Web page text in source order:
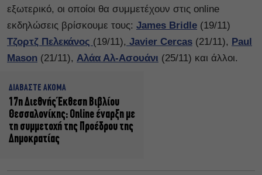
εξωτερικό, οι οποίοι θα συμμετέχουν στις online
εκδηλώσεις βρίσκουμε τους: James Bridle (19/11)
Τζορτζ Πελεκάνος (19/11), Javier Cercas (21/11), Paul
Mason (21/11), Αλάα Αλ-Ασουάνι (25/11) και άλλοι.
ΔΙΑΒΑΣΤΕ ΑΚΟΜΑ
17η Διεθνής Έκθεση Βιβλίου
Θεσσαλονίκης: Online έναρξη με
τη συμμετοχή της Προέδρου της
Δημοκρατίας